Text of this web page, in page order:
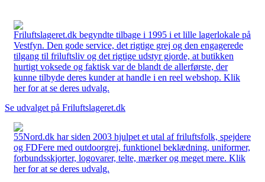
Friluftslageret.dk begyndte tilbage i 1995 i et lille lagerlokale på
Vestfyn. Den gode service, det rigtige grej og den engagerede
tilgang til friluftsliv og det rigtige udstyr gjorde, at butikken
hurtigt voksede og faktisk var de blandt de allerførste, der
kunne tilbyde deres kunder at handle i en reel webshop. Klik
her for at se deres udvalg.
Se udvalget på Friluftslageret.dk
55Nord.dk har siden 2003 hjulpet et utal af friluftsfolk, spejdere
og FDFere med outdoorgrej, funktionel beklædning, uniformer,
forbundsskjorter, logovarer, telte, mærker og meget mere. Klik
her for at se deres udvalg.